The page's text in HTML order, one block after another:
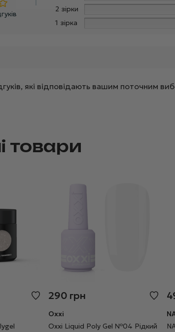
2 зірки
1 зірка
які відповідають вашим поточним
товари
290 грн
Oxxi
Oxxi Liquid Poly Gel №04 Рідкий